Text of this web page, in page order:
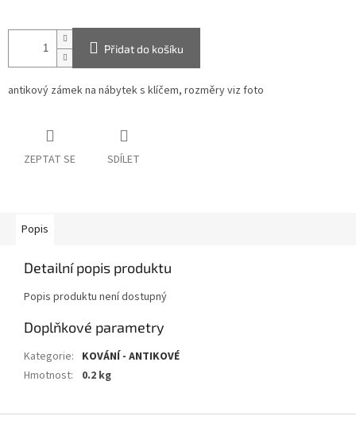
Přidat do košíku
antikový zámek na nábytek s klíčem, rozměry viz foto
ZEPTAT SE SDÍLET
Popis
Detailní popis produktu
Popis produktu není dostupný
Doplňkové parametry
Kategorie: KOVÁNÍ - ANTIKOVÉ
Hmotnost: 0.2 kg